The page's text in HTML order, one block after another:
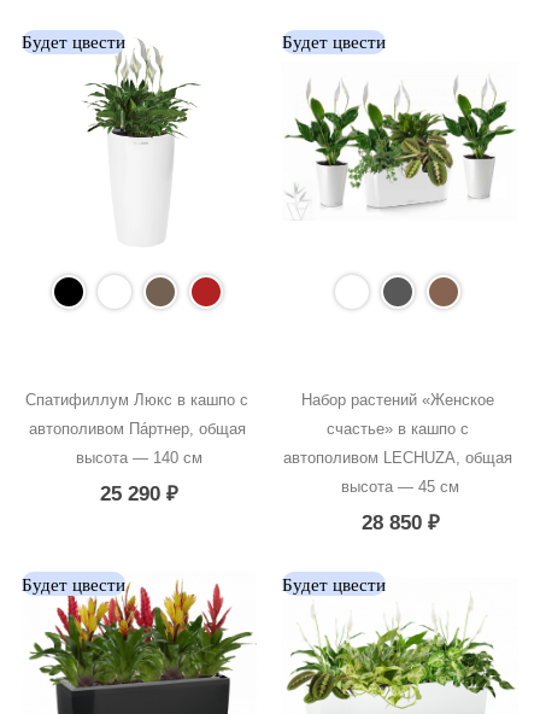
Будет цвести
Спатифиллум Люкс в кашпо с
автополивом Пáртнер, общая
высота — 140 см
25 290₽
Будет цвести
Набор растений «Женское
счастье» в кашпо с
автополивом LECHUZA, общая
высота — 45 см
28 850 ₽
Будет цвести Будет цвести